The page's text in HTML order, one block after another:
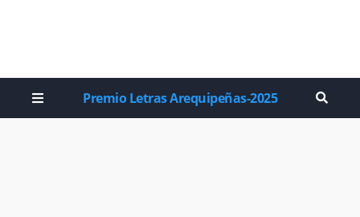
Premio Letras Arequipeñas-2025